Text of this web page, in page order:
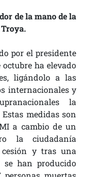
de la mano de la
por el presidente
ha elevado
ligándolo a las
internacionales y
la
medidas son
a cambio de un
la ciudadanía
cesión y tras una
se han producido